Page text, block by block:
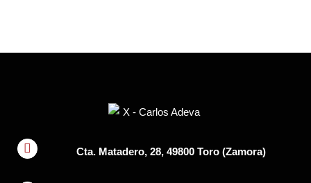
Cta. Matadero, 28, 49800 Toro (Zamora)